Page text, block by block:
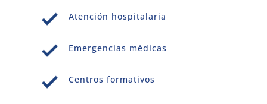
Atención hospitalaria
Emergencias médicas
Centros formativos